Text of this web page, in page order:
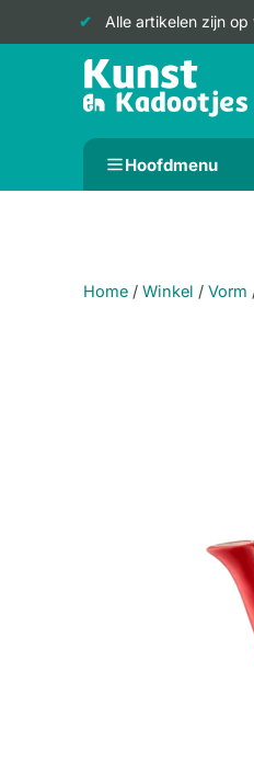
Alle artikelen zijn op
Doorgaan
Hoofdmenu
Home / Winkel / Vorm